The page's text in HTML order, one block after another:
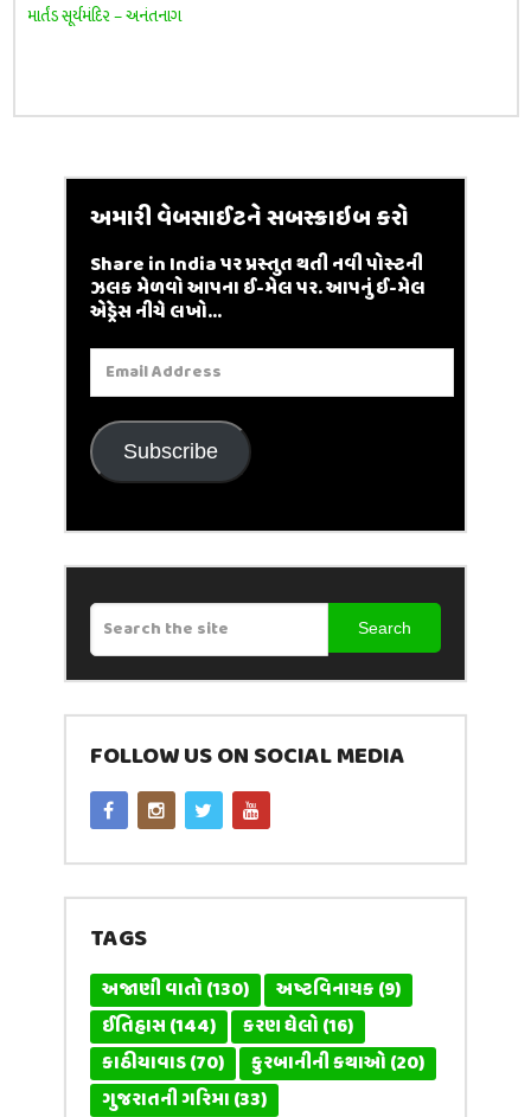
માર્તંડ સૂર્યમંદિર – અનંતનાગ
અમારી વેબસાઈટને સબસ્ક્રાઇબ કરો
Share in India પર પ્રસ્તુત થતી નવી પોસ્ટની
ઝલક મેળવો આપના ઈ-મેલ પર. આપનું ઈ-મેલ
એડ્રેસ નીચે લખો...
Email
Address
Subscribe
Search
FOLLOW US ON SOCIAL MEDIA
TAGS
અજાણી વાતો(130) અષ્ટવિનાયક(9)
ઈતિહાસ(144) કરણ ઘેલો(16)
કાઠીયાવાડ(70) કુરબાનીની કથાઓ(20)
ગુજરાતની ગરિમા(33)